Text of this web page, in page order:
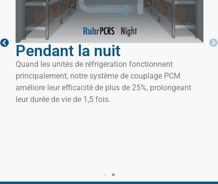
Pendant la nuit
Quand les unités de réfrigération fonctionnent
principalement, notre système de couplage PCM
améliore leur efficacité de plus de 25%, prolongeant
leur durée de vie de 1,5 fois.